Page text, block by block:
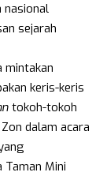
nasional
sejarah
mintakan
keris-keris
tokoh-tokoh
dalam acara
Taman Mini